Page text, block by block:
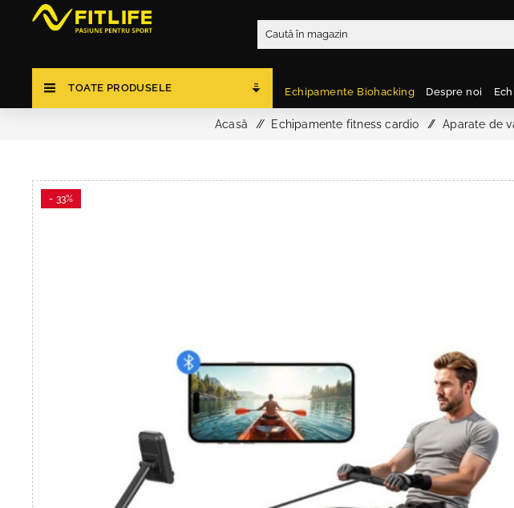
TOATE PRODUSELE Echipamente Biohacking Despre noi
Acasă / Echipamente fitness cardio / Aparate de
- 33%